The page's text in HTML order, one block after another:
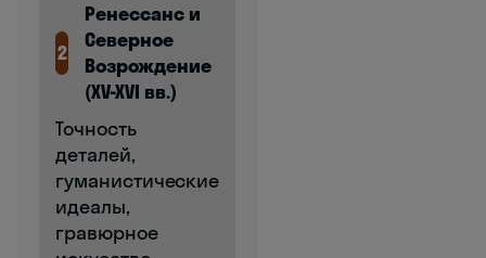
2
Ренессанс и
Северное
Возрождение
(XV-XVI вв.)
Точность
деталей,
гуманистические
идеалы,
гравюрное